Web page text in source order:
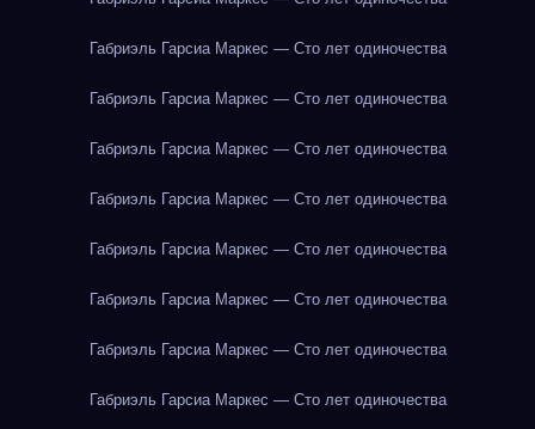
Габриэль Гарсиа Маркес — Сто лет одиночества
Габриэль Гарсиа Маркес — Сто лет одиночества
Габриэль Гарсиа Маркес — Сто лет одиночества
Габриэль Гарсиа Маркес — Сто лет одиночества
Габриэль Гарсиа Маркес — Сто лет одиночества
Габриэль Гарсиа Маркес — Сто лет одиночества
Габриэль Гарсиа Маркес — Сто лет одиночества
Габриэль Гарсиа Маркес — Сто лет одиночества